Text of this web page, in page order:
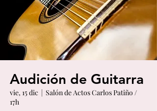
Audición de Guitarra
vie, 15 dic
  |
Salón de Actos Carlos Patiño /
17h